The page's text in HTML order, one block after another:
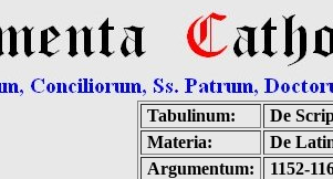
Tabulinum:
De
Materia:
De
Argumentum:
1152-